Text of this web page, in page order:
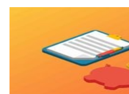
花式“交接”